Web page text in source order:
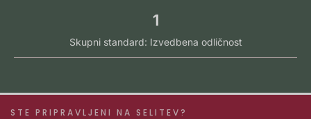
1
Skupni standard: Izvedbena odličnost
STE PRIPRAVLJENI NA SELITEV?